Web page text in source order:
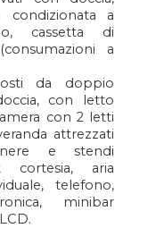
condizionata a
cassetta di
a
da doppio
con letto
con 2 letti
attrezzati
e stendi
cortesia, aria
telefono,
minibar